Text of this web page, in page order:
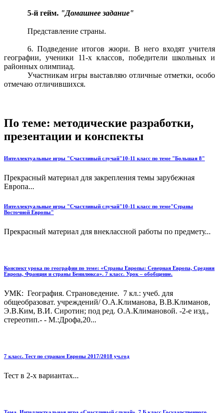
5-й гейм. "Домашнее задание"
Представление страны.
6. Подведение итогов жюри. В него входят учителя
географии, ученики 11-х классов, победители школьных и
районных олимпиад.
Участникам игры выставляю отличные отметки, особо
отмечаю отличившихся.
По теме: методические разработки,
презентации и конспекты
Интеллектуальные игры "Счастливый случай"10-11 класс по теме "Большая 8"
Прекрасный материал для закрепления темы зарубежная
Европа...
Интеллектуальные игры "Счастливый случай"10-11 класс по теме"Страны
Восточной Европы"
Прекрасный материал для внеклассной работы по предмету...
Конспект урока по географии по теме: «Страны Европы: Северная Европа, Средняя
Европа, Франция и страны Бенилюкса». 7 класс. Урок – обобщение.
УМК: География. Страноведение. 7 кл.: учеб. для
общеобразоват. учреждений/ О.А.Климанова, В.В.Климанов,
Э.В.Ким, В.И. Сиротин; под ред. О.А.Климановой. -2-е изд.,
стереотип.- - М.:Дрофа,20...
7 класс. Тест по странам Европы 2017/2018 уч.год
Тест в 2-х вариантах...